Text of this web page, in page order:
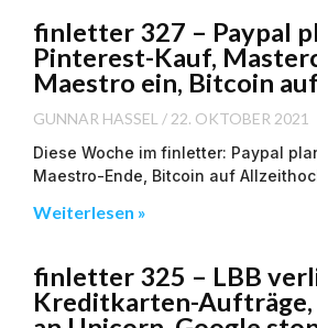
finletter 327 – Paypal
Pinterest-Kauf,
Maestro ein, Bitcoin
GUNNAR HASSEL
22. OKTOBER 2021
Diese Woche im finletter: Paypal
Maestro-Ende, Bitcoin auf
Weiterlesen »
finletter 325 – LBB
Kreditkarten-